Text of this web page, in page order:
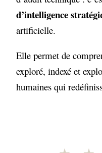
d’intelligence
artificielle.
Elle permet de
exploré, indexé et
humaines qui